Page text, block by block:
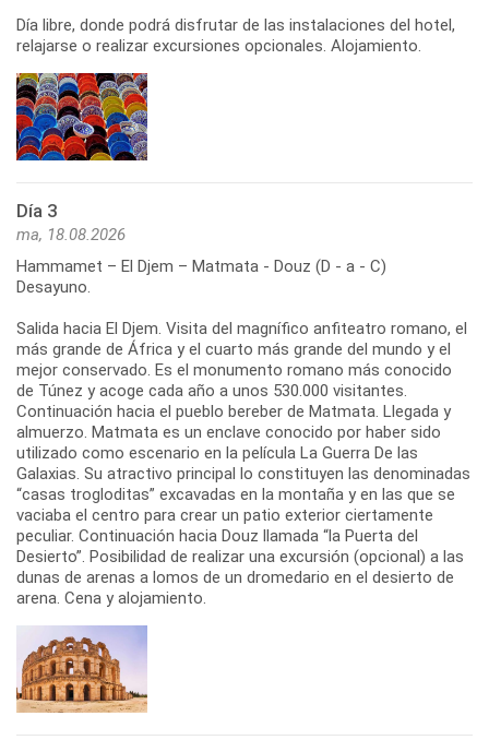
Día libre, donde podrá disfrutar de las instalaciones del hotel,
relajarse o realizar excursiones opcionales. Alojamiento.
Día 3
ma, 18.08.2026
Hammamet – El Djem – Matmata - Douz (D - a - C)
Desayuno.
Salida hacia El Djem. Visita del magnífico anfiteatro romano, el
más grande de África y el cuarto más grande del mundo y el
mejor conservado. Es el monumento romano más conocido
de Túnez y acoge cada año a unos 530.000 visitantes.
Continuación hacia el pueblo bereber de Matmata. Llegada y
almuerzo. Matmata es un enclave conocido por haber sido
utilizado como escenario en la película La Guerra De las
Galaxias. Su atractivo principal lo constituyen las denominadas
“casas trogloditas” excavadas en la montaña y en las que se
vaciaba el centro para crear un patio exterior ciertamente
peculiar. Continuación hacia Douz llamada “la Puerta del
Desierto”. Posibilidad de realizar una excursión (opcional) a las
dunas de arenas a lomos de un dromedario en el desierto de
arena. Cena y alojamiento.